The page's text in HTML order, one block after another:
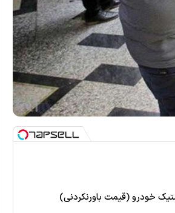
خودرو (قیمت باورنکردنی)